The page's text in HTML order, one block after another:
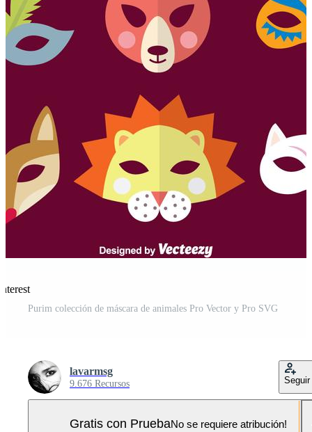
Purim colección de máscara de animales Pro Vector y Pro SVG
lavarmsg
9.676 Recursos Seguir
Gratis con PruebaNo se requiere atribución!